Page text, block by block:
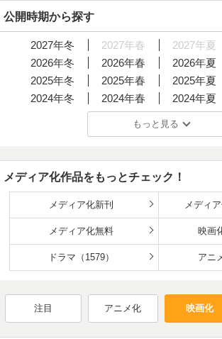
公開時期から探す
2027年冬 2027年春 2027年夏
2026年冬
2026年春 2026年夏
2025年冬
2025年春 2025年夏
2024年冬
2024年春 2024年夏
2023年春 2023年夏
2022年春 2022年夏
2020年冬
2019年冬
2019年春
2018年冬
2018年春 2018年夏
2017年冬
2017年春 2017年夏
2015年冬
2015年春 2015年夏
2013年冬
2013年春 2013年夏
2012年冬
2012年春 2012年夏
もっと見る
メディア化作品をもっとチェック！
メディア化新刊 メディ
メディア化無料 映画
ドラマ（1579） アニ
注目 アニメ化 映画化